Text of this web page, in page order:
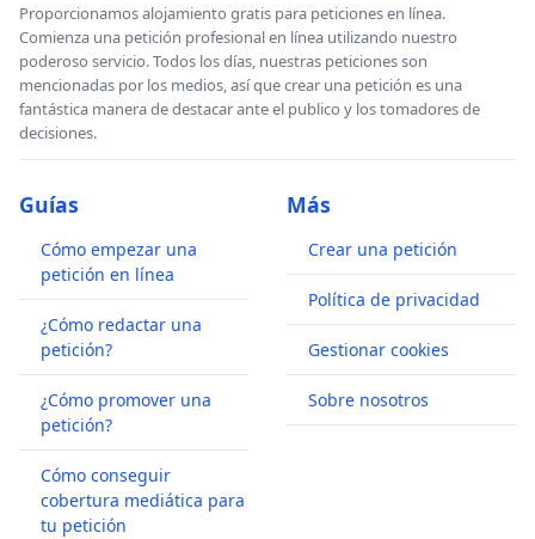
Proporcionamos alojamiento gratis para peticiones en línea.
Comienza una petición profesional en línea utilizando nuestro
poderoso servicio. Todos los días, nuestras peticiones son
mencionadas por los medios, así que crear una petición es una
fantástica manera de destacar ante el publico y los tomadores de
decisiones.
Guías
Cómo empezar una
petición en línea
¿Cómo redactar una
petición?
¿Cómo promover una
petición?
Cómo conseguir
cobertura mediática para
tu petición
Más
Crear una petición
Política de privacidad
Gestionar cookies
Sobre nosotros